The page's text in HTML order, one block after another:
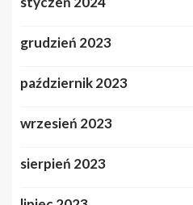
grudzień 2023
październik 2023
wrzesień 2023
sierpień 2023